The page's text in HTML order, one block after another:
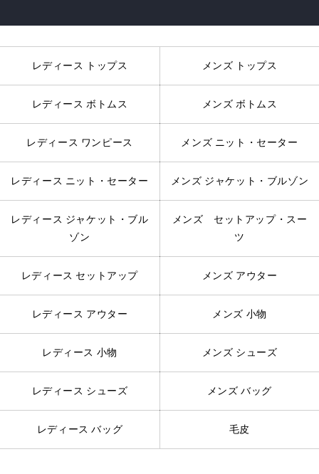
レディース トップス メンズ トップス
レディース ボトムス メンズ ボトムス
レディース ワンピース メンズ ニット・セーター
レディース ニット・セーター メンズ ジャケット・ブルゾン
レディース ジャケット・ブル
ゾン
メンズ セットアップ・スー
ツ
レディース セットアップ メンズ アウター
レディース アウター メンズ 小物
レディース 小物 メンズ シューズ
レディース シューズ メンズ バッグ
レディース バッグ 毛皮